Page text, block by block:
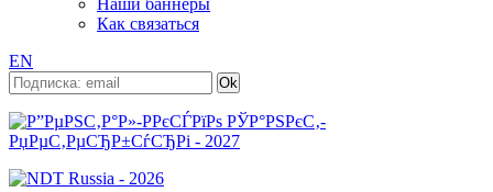
Наши баннеры
Как связаться
EN